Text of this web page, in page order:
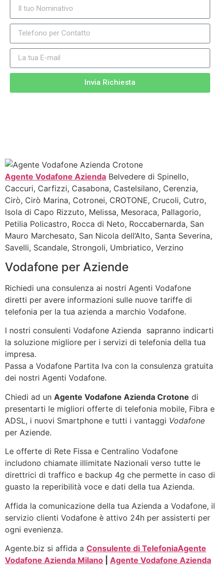
Invia Richiesta
Agente Vodafone Azienda Belvedere di Spinello,
Caccuri, Carfizzi, Casabona, Castelsilano, Cerenzia,
Cirò, Cirò Marina, Cotronei, CROTONE, Crucoli, Cutro,
Isola di Capo Rizzuto, Melissa, Mesoraca, Pallagorio,
Petilia Policastro, Rocca di Neto, Roccabernarda, San
Mauro Marchesato, San Nicola dell’Alto, Santa Severina,
Savelli, Scandale, Strongoli, Umbriatico, Verzino
Vodafone per Aziende
Richiedi una consulenza ai nostri Agenti Vodafone
diretti per avere informazioni sulle nuove tariffe di
telefonia per la tua azienda a marchio Vodafone.
I nostri consulenti Vodafone Azienda sapranno indicarti
la soluzione migliore per i servizi di telefonia della tua
impresa.
Passa a Vodafone Partita Iva con la consulenza gratuita
dei nostri Agenti Vodafone.
Chiedi ad un Agente Vodafone Azienda Crotone di
presentarti le migliori offerte di telefonia mobile, Fibra e
ADSL, i nuovi Smartphone e tutti i vantaggi Vodafone
per Aziende.
Le offerte di Rete Fissa e Centralino Vodafone
includono chiamate illimitate Nazionali verso tutte le
direttrici di traffico e backup 4g che permette in caso di
guasto la reperibilità voce e dati della tua Azienda.
Affida la comunicazione della tua Azienda a Vodafone, il
servizio clienti Vodafone è attivo 24h per assisterti per
ogni evenienza.
Agente.biz si affida a Consulente di TelefoniaAgente
Vodafone Azienda Milano
Agente Vodafone Azienda